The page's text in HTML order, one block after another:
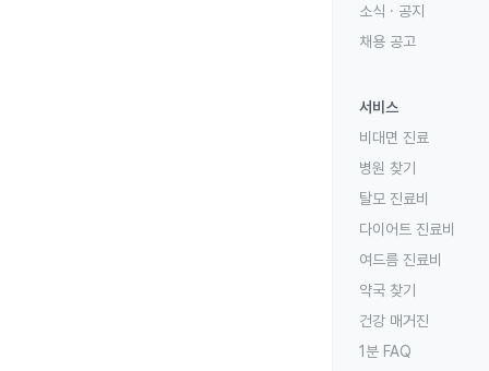
소식 · 공지
채용 공고
서비스
비대면 진료
병원 찾기
탈모 진료비
다이어트 진료비
여드름 진료비
약국 찾기
건강 매거진
1분 FAQ